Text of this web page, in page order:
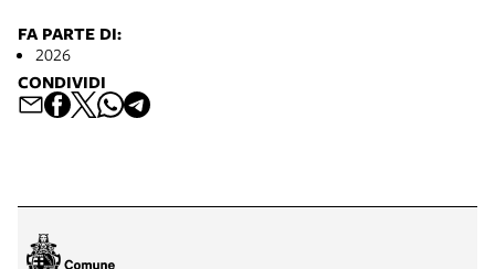
FA PARTE DI:
2026
CONDIVIDI